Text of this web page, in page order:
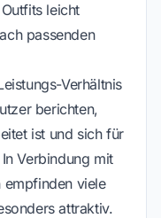
leicht
passenden
Verhältnis
berichten,
ist und sich für
Verbindung mit
empfinden viele
attraktiv.